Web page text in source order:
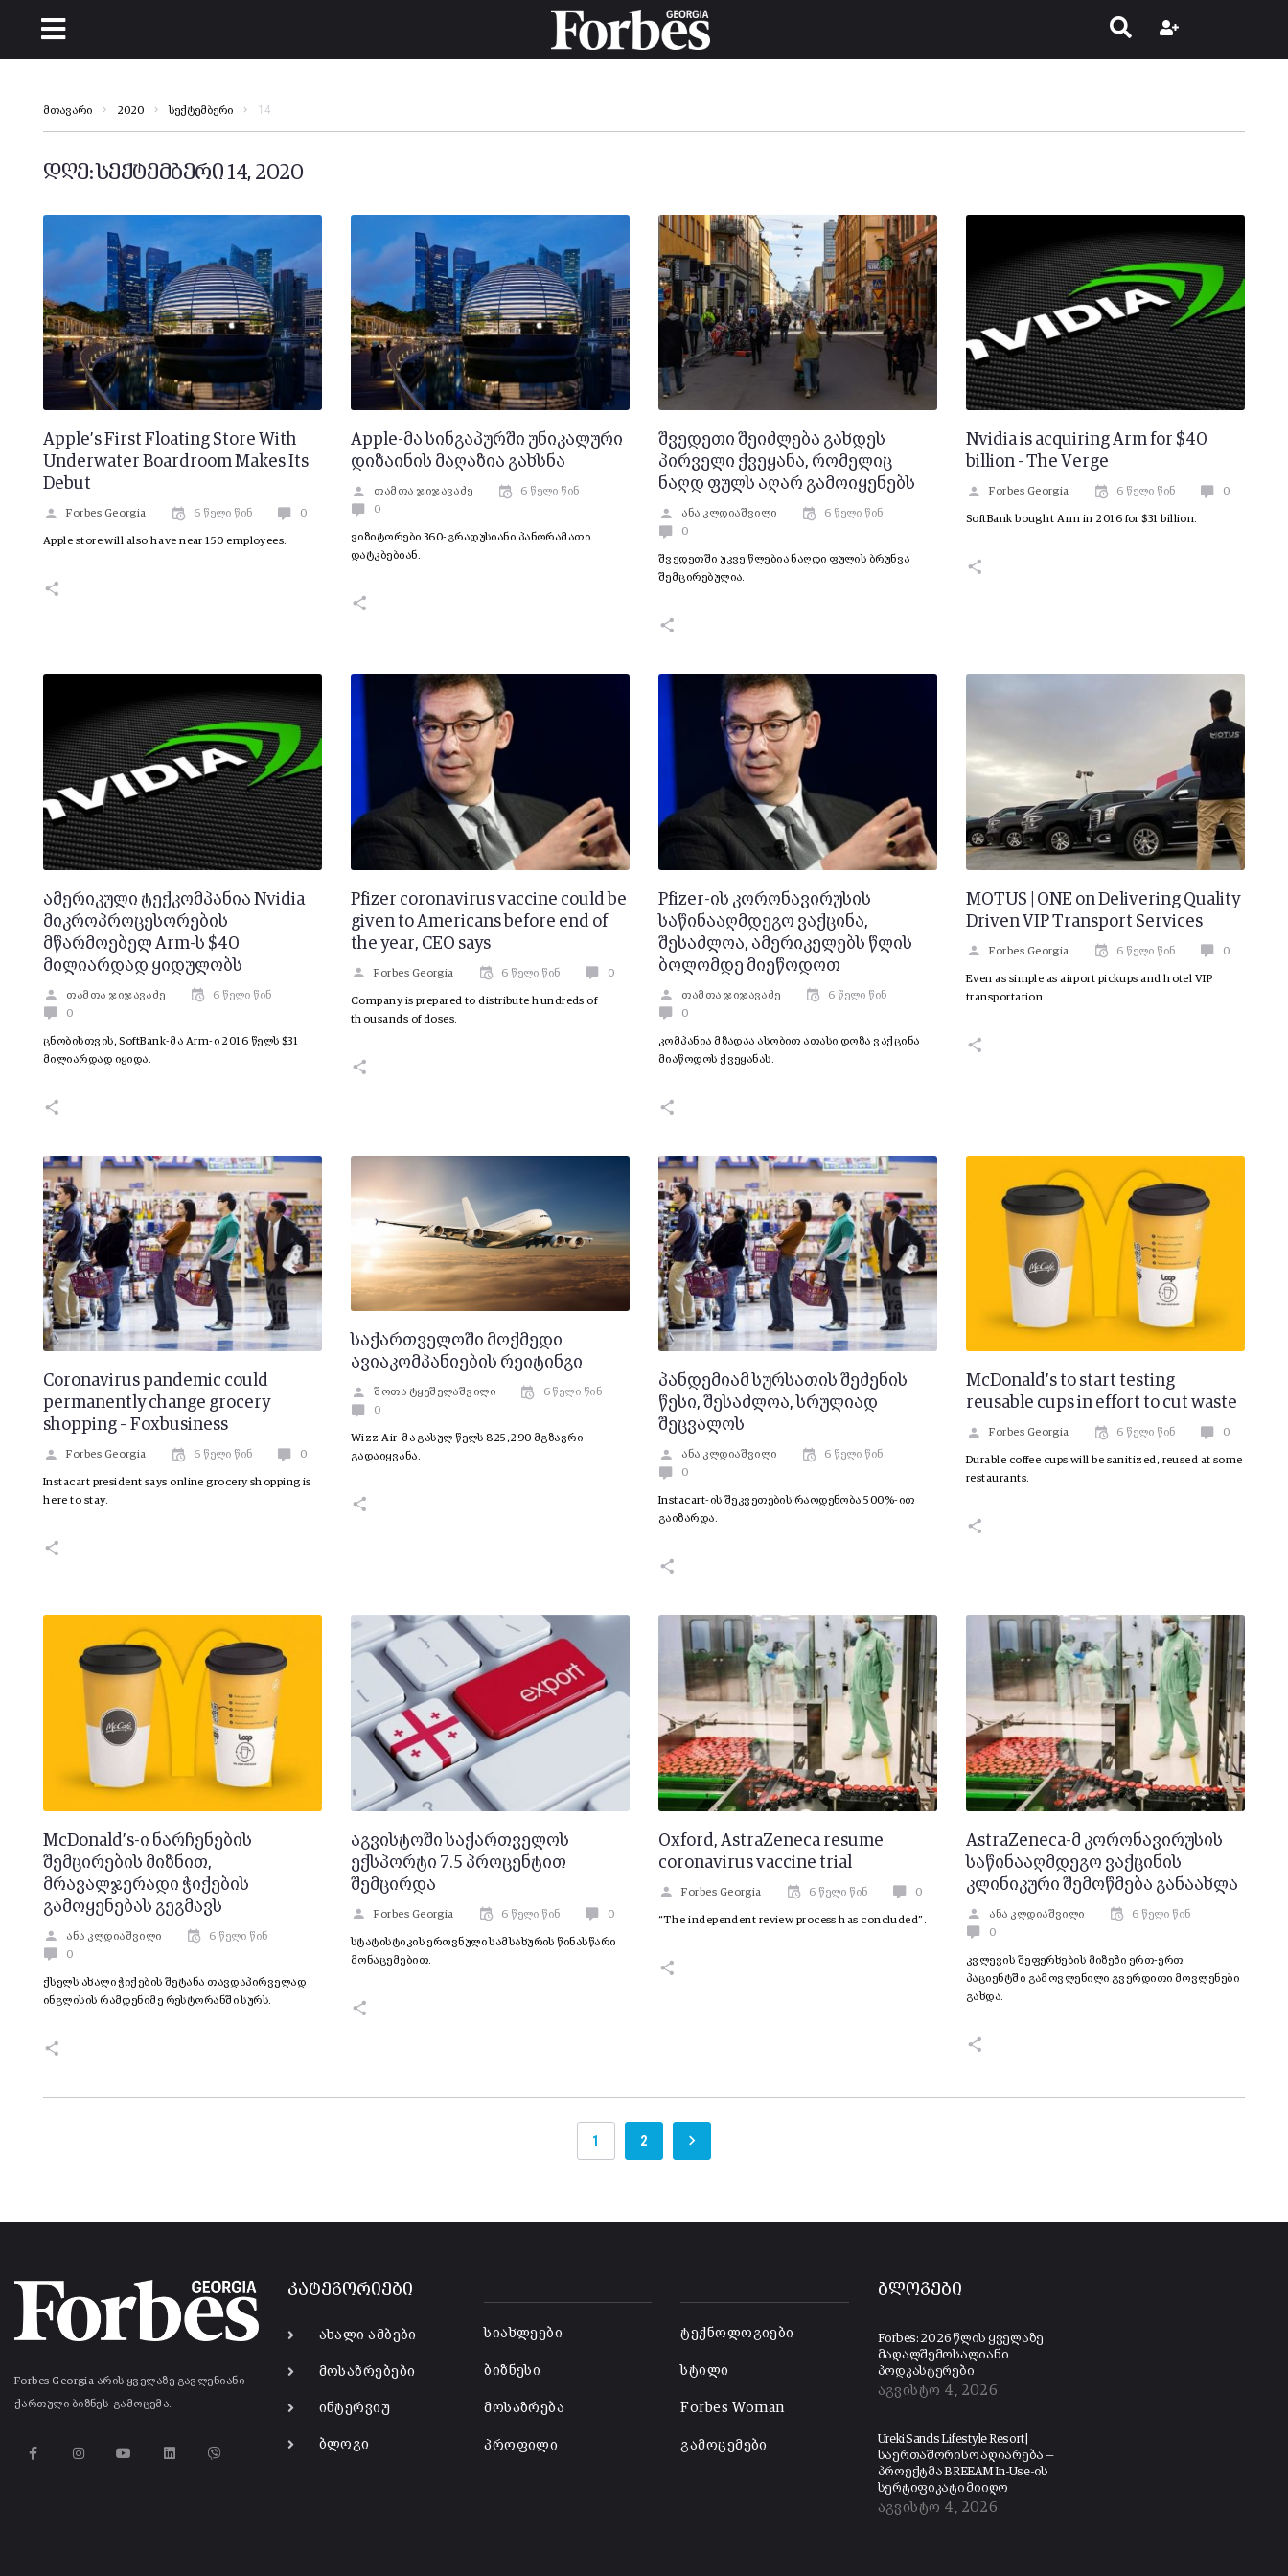
მთავარი 2020 სექტემბერი 14
დღე: სექტემბერი 14, 2020
Apple’s First Floating Store With
Underwater Boardroom Makes Its
Debut
Forbes Georgia 6 წელი წინ 0
Apple store will also have near 150 employees.
Apple-მა სინგაპურში უნიკალური
დიზაინის მაღაზია გახსნა
თამთა ჯიჯავაძე
6 წელი წინ
0
ვიზიტორები 360-გრადუსიანი პანორამათი
დატკბებიან.
შვედეთი შეიძლება გახდეს
პირველი ქვეყანა, რომელიც
ნაღდ ფულს აღარ გამოიყენებს
ანა კლდიაშვილი
6 წელი წინ
0
შვედეთში უკვე წლებია ნაღდი ფულის ბრუნვა
შემცირებულია.
Nvidia is acquiring Arm for $40
billion - The Verge
Forbes Georgia 6 წელი წინ 0
SoftBank bought Arm in 2016 for $31 billion.
ამერიკული ტექკომპანია Nvidia
მიკროპროცესორების
მწარმოებელ Arm-ს $40
მილიარდად ყიდულობს
თამთა ჯიჯავაძე
6 წელი წინ
0
ცნობისთვის, SoftBank-მა Arm-ი 2016 წელს $31
მილიარდად იყიდა.
Pfizer coronavirus vaccine could be
given to Americans before end of
the year, CEO says
Forbes Georgia 6 წელი წინ 0
Company is prepared to distribute hundreds of
thousands of doses.
Pfizer-ის კორონავირუსის
საწინააღმდეგო ვაქცინა,
შესაძლოა, ამერიკელებს წლის
ბოლომდე მიეწოდოთ
თამთა ჯიჯავაძე
6 წელი წინ
0
კომპანია მზადაა ასობით ათასი დოზა ვაქცინა
მიაწოდოს ქვეყანას.
MOTUS | ONE on Delivering Quality
Driven VIP Transport Services
Forbes Georgia 6 წელი წინ 0
Even as simple as airport pickups and hotel VIP
transportation.
Coronavirus pandemic could
permanently change grocery
shopping – Foxbusiness
Forbes Georgia 6 წელი წინ 0
Instacart president says online grocery shopping is
here to stay.
საქართველოში მოქმედი
ავიაკომპანიების რეიტინგი
შოთა ტყეშელაშვილი
6 წელი წინ
0
Wizz Air-მა გასულ წელს 825,290 მგზავრი
გადაიყვანა.
პანდემიამ სურსათის შეძენის
წესი, შესაძლოა, სრულიად
შეცვალოს
ანა კლდიაშვილი
6 წელი წინ
0
Instacart-ის შეკვეთების რაოდენობა 500%-ით
გაიზარდა.
McDonald’s to start testing
reusable cups in effort to cut waste
Forbes Georgia 6 წელი წინ 0
Durable coffee cups will be sanitized, reused at some
restaurants.
McDonald’s-ი ნარჩენების
შემცირების მიზნით,
მრავალჯერადი ჭიქების
გამოყენებას გეგმავს
ანა კლდიაშვილი
6 წელი წინ
0
ქსელს ახალი ჭიქების შეტანა თავდაპირველად
ინგლისის რამდენიმე რესტორანში სურს.
აგვისტოში საქართველოს
ექსპორტი 7.5 პროცენტით
შემცირდა
Forbes Georgia 6 წელი წინ 0
სტატისტიკის ეროვნული სამსახურის წინასწარი
მონაცემებით.
Oxford, AstraZeneca resume
coronavirus vaccine trial
Forbes Georgia 6 წელი წინ 0
“The independent review process has concluded”.
AstraZeneca-მ კორონავირუსის
საწინააღმდეგო ვაქცინის
კლინიკური შემოწმება განაახლა
ანა კლდიაშვილი
6 წელი წინ
0
კვლევის შეფერხების მიზეზი ერთ-ერთ
პაციენტში გამოვლენილი გვერდითი მოვლენები
გახდა.
1 2
Forbes Georgia არის ყველაზე გავლენიანი
ქართული ბიზნეს-გამოცემა.
კატეგორიები
ახალი ამბები
მოსაზრებები
ინტერვიუ
ბლოგი
სიახლეები
ბიზნესი
მოსაზრება
პროფილი
ტექნოლოგიები
სტილი
Forbes Woman
გამოცემები
ბლოგები
Forbes: 2026 წლის ყველაზე
მაღალშემოსალიანი
პოდკასტერები
აგვისტო 4, 2026
Ureki Sands Lifestyle Resort |
საერთაშორისო აღიარება —
პროექტმა BREEAM In-Use-ის
სერტიფიკატი მიიღო
აგვისტო 4, 2026